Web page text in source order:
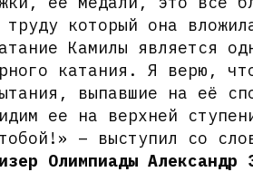
труду который она
Камилы является
катания. Я верю,
выпавшие на её
ее на верхней
– выступил со
Олимпиады Александр